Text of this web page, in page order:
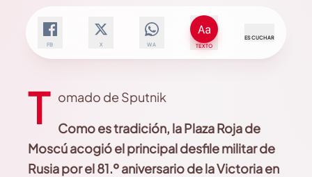
FB X WA TEXTO
ESCUCHAR
T omado de Sputnik
Como es tradición, la Plaza Roja de
Moscú acogió el principal desfile militar de
Rusia por el 81.º aniversario de la Victoria en